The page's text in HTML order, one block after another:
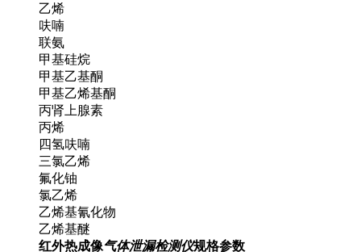
乙烯
呋喃
联氨
甲基硅烷
甲基乙基酮
甲基乙烯基酮
丙肾上腺素
丙烯
四氢呋喃
三氯乙烯
氟化铀
氯乙烯
乙烯基氰化物
乙烯基醚
红外热成像气体泄漏检测仪规格参数